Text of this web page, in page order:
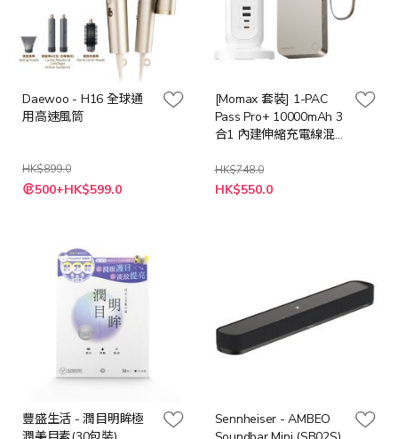
Daewoo - H16 全球通
用高速風筒
HK$899.0
特
殊 500+HK$599.0
[Momax 套裝] 1-PAC
Pass Pro+ 10000mAh 3
合1 內建伸縮充電線混合
色] + ONEPLUG PD20W
2A2C 11位拖板 [白色]
HK$748.0
特
殊
HK$550.0
豐盛生活 - 潤目明眸極
Sennheiser - AMBEO